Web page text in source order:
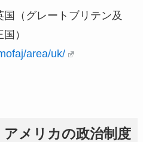
（グレートブリテン及
）
area/uk/
メリカの政治制度